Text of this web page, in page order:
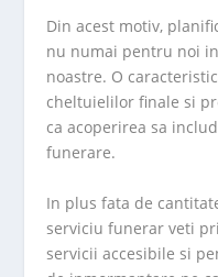
Din acest motiv,
nu numai pentru noi
noastre. O
cheltuielilor finale si
ca acoperirea sa
funerare.
In plus fata de
serviciu funerar veti
servicii accesibile si